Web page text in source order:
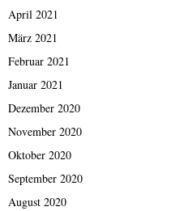
April 2021
März 2021
Februar 2021
Januar 2021
Dezember 2020
November 2020
Oktober 2020
September 2020
August 2020